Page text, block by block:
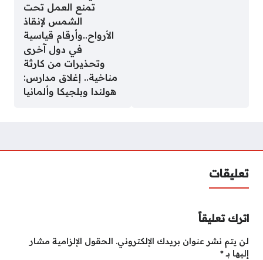
تمنع العمل تحت
الشمس لإنقاذ
الأرواح..وأرقام قياسية
في دول آخرى
وتحذيرات من كارثة
مناخية.. إغلاق مدارس:
هولندا وبلجيكا وألمانيا
تعليقات
اترك تعليقاً
لن يتم نشر عنوان بريدك الإلكتروني. الحقول الإلزامية مشار
إليها بـ*